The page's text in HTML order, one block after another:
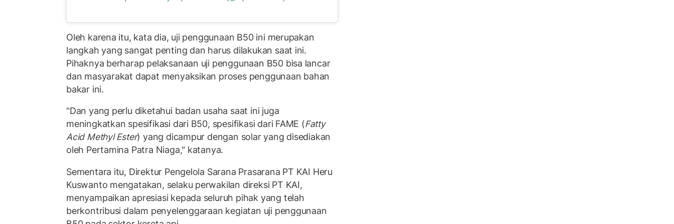
Oleh karena itu, kata dia, uji penggunaan B50 ini merupakan
langkah yang sangat penting dan harus dilakukan saat ini.
Pihaknya berharap pelaksanaan uji penggunaan B50 bisa lancar
dan masyarakat dapat menyaksikan proses penggunaan bahan
bakar ini.
"Dan yang perlu diketahui badan usaha saat ini juga
meningkatkan spesifikasi dari B50, spesifikasi dari FAME (Fatty
Acid Methyl Ester) yang dicampur dengan solar yang disediakan
oleh Pertamina Patra Niaga," katanya.
Sementara itu, Direktur Pengelola Sarana Prasarana PT KAI Heru
Kuswanto mengatakan, selaku perwakilan direksi PT KAI,
menyampaikan apresiasi kepada seluruh pihak yang telah
berkontribusi dalam penyelenggaraan kegiatan uji penggunaan